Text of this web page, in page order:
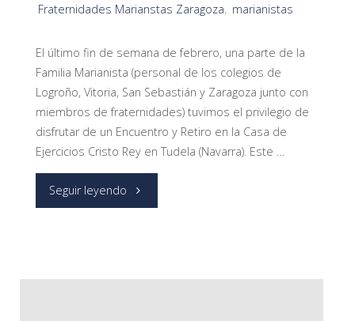
Fraternidades Marianstas Zaragoza, marianistas
El último fin de semana de febrero, una parte de la
Familia Marianista (personal de los colegios de
Logroño, Vitoria, San Sebastián y Zaragoza junto con
miembros de fraternidades) tuvimos el privilegio de
disfrutar de un Encuentro y Retiro en la Casa de
Ejercicios Cristo Rey en Tudela (Navarra). Este …
Seguir leyendo "Abrazo